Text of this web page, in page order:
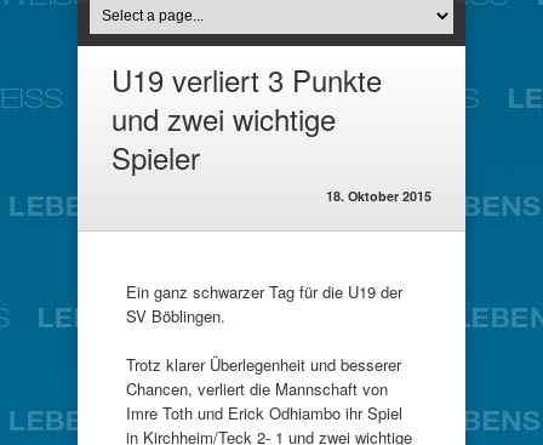
U19 verliert 3 Punkte
und zwei wichtige
Spieler
18. Oktober 2015
Ein ganz schwarzer Tag für die U19 der
SV Böblingen.
Trotz klarer Überlegenheit und besserer
Chancen, verliert die Mannschaft von
Imre Toth und Erick Odhiambo ihr Spiel
in Kirchheim/Teck 2- 1 und zwei wichtige